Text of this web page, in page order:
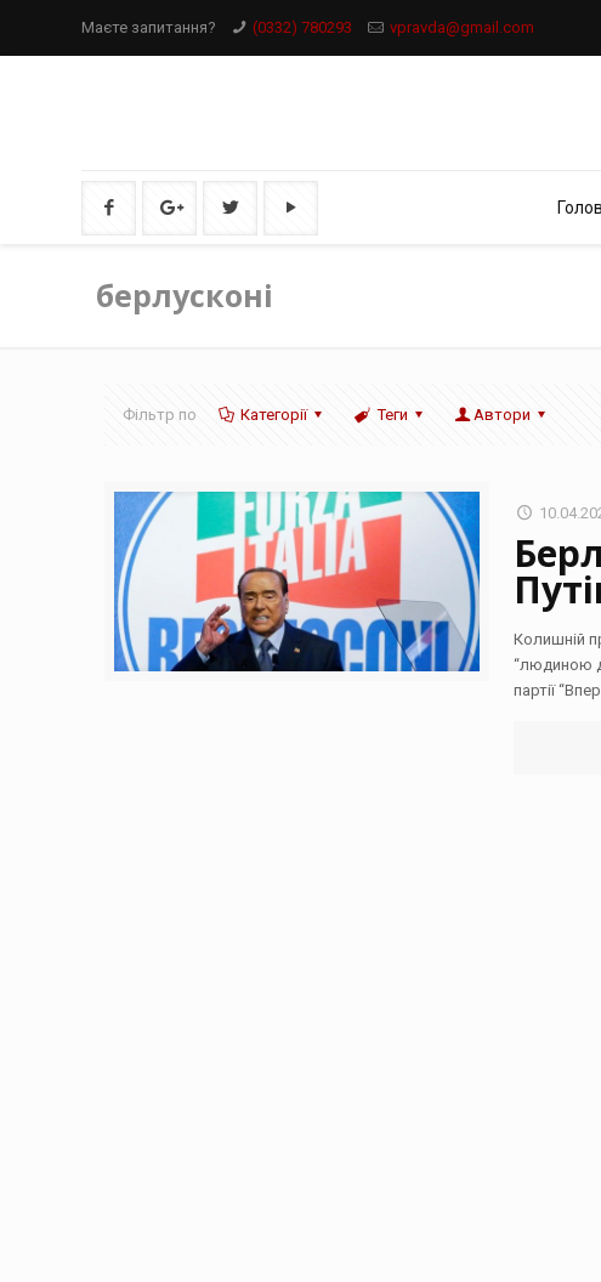
Маєте запитання? (0332) 780293 vpravda@gmail.com
берлусконі
Фільтр по Категорії Теги Автори
Колишній
“людиною
партії